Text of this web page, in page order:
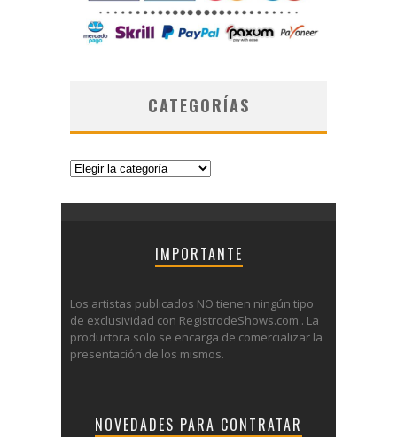
CATEGORÍAS
Categorías
IMPORTANTE
Los artistas publicados NO tienen ningún tipo
de exclusividad con RegistrodeShows.com . La
productora solo se encarga de comercializar la
presentación de los mismos.
NOVEDADES PARA CONTRATAR